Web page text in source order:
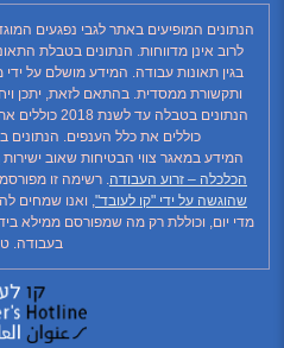
הנתונים המופיעים באתר לגבי נפגעים
לרוב אינן מדווחות. הנתונים בטבלת
בגין תאונות עבודה. המידע מושלם על
ותקשורת ממסדית. בהתאם לזאת, יתכן
כוללים את כלל הענפים. הנתונים
המידע במאגר צווי הבטיחות שאוב ישירות
הכלכלה – זרוע העבודה. רשימה זו מפורסמת החל
שהוגשה על ידי "קו לעובד", ואנו שמחים
מדי יום, וכוללת רק מה שמפורסם ממילא
בעבודה.